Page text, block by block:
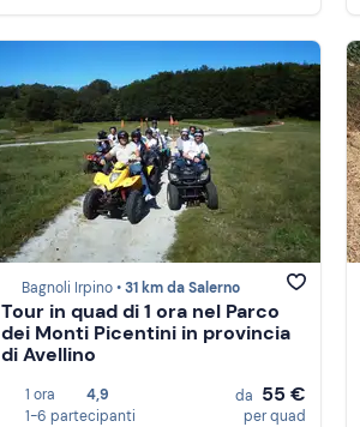
Bagnoli Irpino •31 km da Salerno
Tour in quad di 1 ora nel Parco
dei Monti Picentini in provincia
di Avellino
1 ora
4,9
1-6 partecipanti
da 55 €
per quad